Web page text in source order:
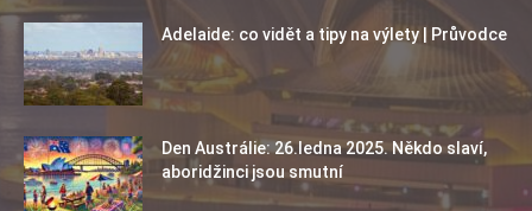
Adelaide: co vidět a tipy na výlety | Průvodce
Den Austrálie: 26.ledna 2025. Někdo slaví,
aboridžinci jsou smutní